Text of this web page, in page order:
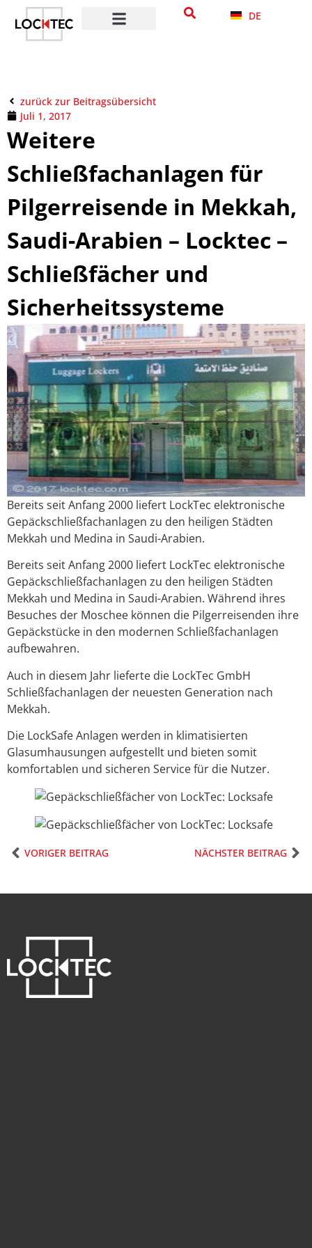
DE
zurück zur Beitragsübersicht
Juli 1, 2017
Weitere
Schließfachanlagen für
Pilgerreisende in Mekkah,
Saudi-Arabien – Locktec –
Schließfächer und
Sicherheitssysteme
Bereits seit Anfang 2000 liefert LockTec elektronische
Gepäckschließfachanlagen zu den heiligen Städten
Mekkah und Medina in Saudi-Arabien.
Bereits seit Anfang 2000 liefert LockTec elektronische
Gepäckschließfachanlagen zu den heiligen Städten
Mekkah und Medina in Saudi-Arabien. Während ihres
Besuches der Moschee können die Pilgerreisenden ihre
Gepäckstücke in den modernen Schließfachanlagen
aufbewahren.
Auch in diesem Jahr lieferte die LockTec GmbH
Schließfachanlagen der neuesten Generation nach
Mekkah.
Die LockSafe Anlagen werden in klimatisierten
Glasumhausungen aufgestellt und bieten somit
komfortablen und sicheren Service für die Nutzer.
VORIGER BEITRAG NÄCHSTER BEITRAG